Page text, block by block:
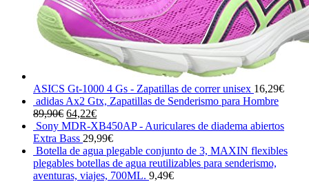
ASICS Gt-1000 4 Gs - Zapatillas de correr unisex 16,29€
adidas Ax2 Gtx, Zapatillas de Senderismo para Hombre
89,90€ El
precio
original
era:
89,90€.
64,22€El
precio
actual
es:
64,22€.
Sony MDR-XB450AP - Auriculares de diadema abiertos
Extra Bass 29,99€
Botella de agua plegable conjunto de 3, MAXIN flexibles
plegables botellas de agua reutilizables para senderismo,
aventuras, viajes, 700ML. 9,49€